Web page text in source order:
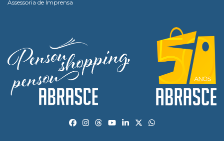
Assessoria de Imprensa